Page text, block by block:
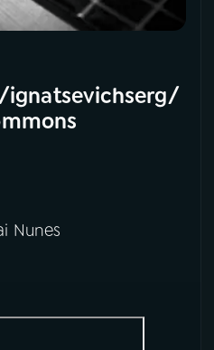
ignatsevichserg/
Nunes